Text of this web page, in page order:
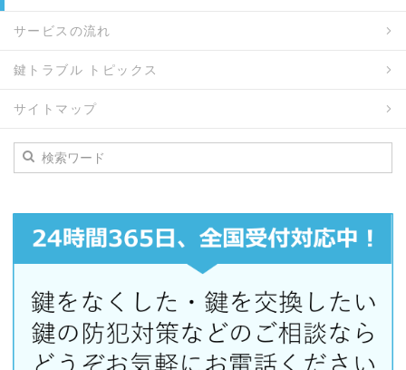
サービスの流れ
鍵トラブル トピックス
サイトマップ